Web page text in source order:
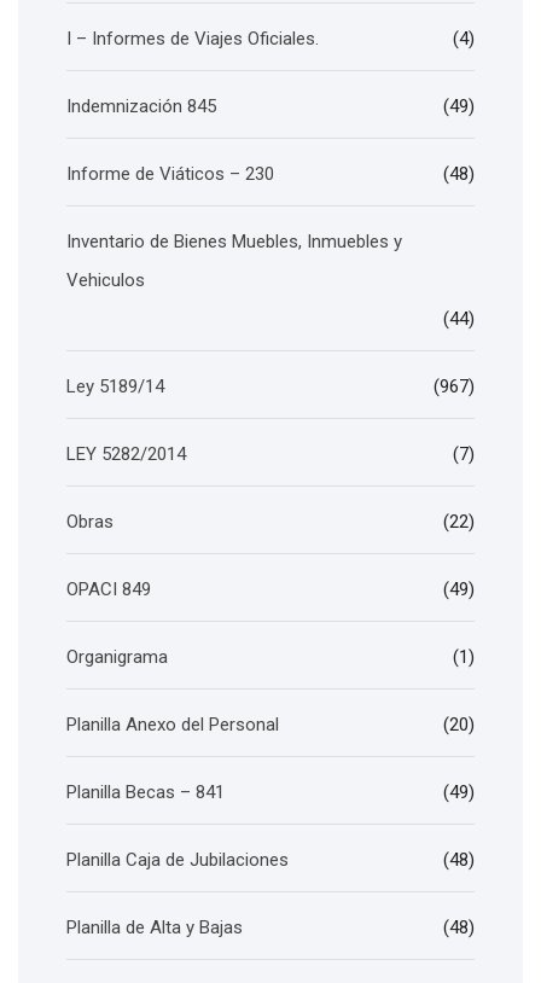
I – Informes de Viajes Oficiales. (4)
Indemnización 845 (49)
Informe de Viáticos – 230 (48)
Inventario de Bienes Muebles, Inmuebles y
Vehiculos
(44)
Ley 5189/14 (967)
LEY 5282/2014 (7)
Obras (22)
OPACI 849 (49)
Organigrama (1)
Planilla Anexo del Personal (20)
Planilla Becas – 841 (49)
Planilla Caja de Jubilaciones (48)
Planilla de Alta y Bajas (48)